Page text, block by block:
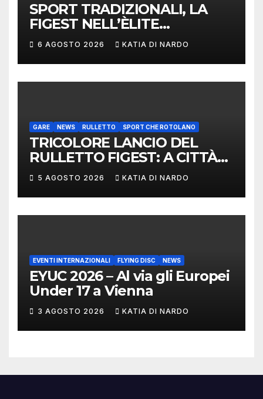
SPORT TRADIZIONALI, LA
FIGEST NELL’ÈLITE
MONDIALE: LA
DELEGAZIONE ITALIANA
PROTAGONISTA AL
CONVEGNO TAFISA A
6 AGOSTO 2026 KATIA DI NARDO
GARE NEWS RULLETTO SPORT CHE ROTOLANO
TRICOLORE LANCIO DEL
RULLETTO FIGEST: A CITTÀ
DI CASTELLO VINCONO
MARCHIGIANI ED UMBRI
5 AGOSTO 2026 KATIA DI NARDO
EVENTI INTERNAZIONALI FLYING DISC NEWS
EYUC 2026 – Al via gli Europei
Under 17 a Vienna
3 AGOSTO 2026 KATIA DI NARDO